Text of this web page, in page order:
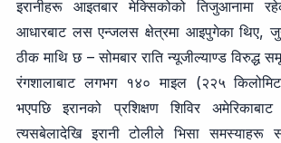
इरानीहरू आइतबार मेक्सिकोको तिजुआनामा
आधारबाट लस एन्जलस क्षेत्रमा आइपुगेका थिए,
ठीक माथि छ – सोमबार राति न्यूजील्याण्ड
रंगशालाबाट लगभग १४० माइल (२२५
भएपछि इरानको प्रशिक्षण शिविर
त्यसबेलादेखि इरानी टोलीले भिसा समस्याहरू